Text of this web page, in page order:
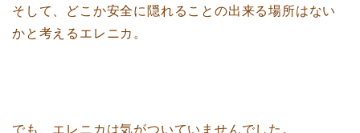
そして、どこか安全に隠れることの出来る場所はない
かと考えるエレニカ。
でも、エレニカは気がついていませんでした。